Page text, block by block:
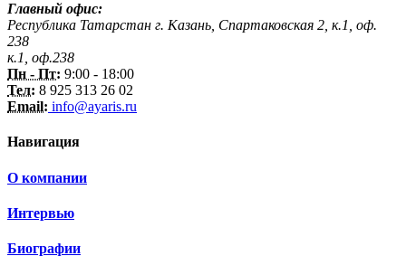
Главный офис:
Республика Татарстан г. Казань, Спартаковская 2, к.1, оф.
238
к.1, оф.238
Пн - Пт: 9:00 - 18:00
Тел: 8 925 313 26 02
Email: info@ayaris.ru
Навигация
О компании
Интервью
Биографии